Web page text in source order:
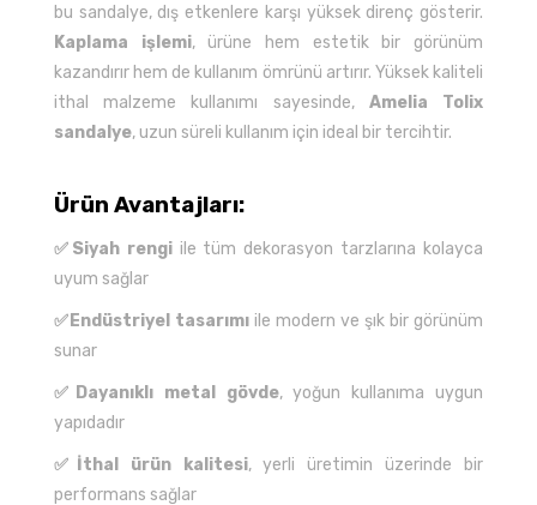
bu sandalye, dış etkenlere karşı yüksek direnç gösterir.
Kaplama işlemi, ürüne hem estetik bir görünüm
kazandırır hem de kullanım ömrünü artırır. Yüksek kaliteli
ithal malzeme kullanımı sayesinde, Amelia Tolix
sandalye, uzun süreli kullanım için ideal bir tercihtir.
Ürün Avantajları:
✅Siyah rengiile tüm dekorasyon tarzlarına kolayca
uyum sağlar
✅Endüstriyel tasarımı ile modern ve şık bir görünüm
sunar
✅Dayanıklı metal gövde, yoğun kullanıma uygun
yapıdadır
✅İthal ürün kalitesi, yerli üretimin üzerinde bir
performans sağlar